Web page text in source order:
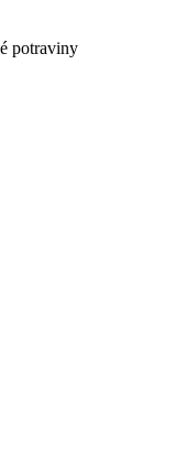
potraviny